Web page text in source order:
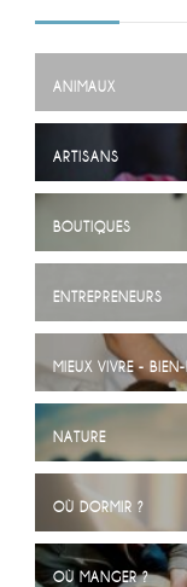
ANIMAUX
ARTISANS
BOUTIQUES
ENTREPRENEURS
MIEUX VIVRE - BIEN-
NATURE
OÙ DORMIR ?
OÙ MANGER ?